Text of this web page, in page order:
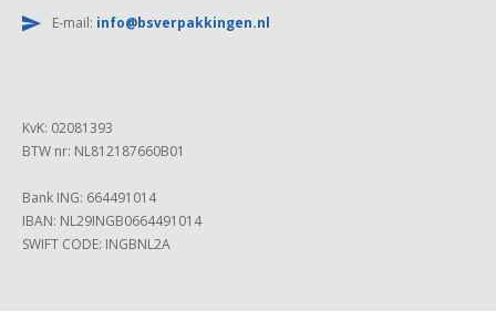
E-mail: info@bsverpakkingen.nl
KvK: 02081393
BTW nr: NL812187660B01
Bank ING: 664491014
IBAN: NL29INGB0664491014
SWIFT CODE: INGBNL2A